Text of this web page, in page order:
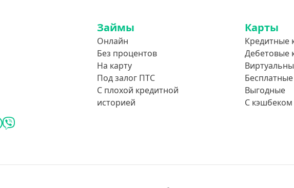
Займы
Онлайн
Без процентов
На карту
Под залог ПТС
С плохой кредитной
историей
Карты
Кредитные
Дебетовые
Бесплатные
Выгодные
С кэшбеком